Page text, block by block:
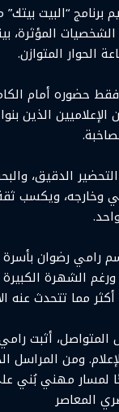
“البيت
المؤثرة،
الحوار المتوازن.
حضوره أمام
الذين
الدقيق،
وخارجه، ويكسب
رامي رضوان
ورغم الشهرة
مما تتحدث عنه
أثبت
ومن
مهني بُني على
المعاصر